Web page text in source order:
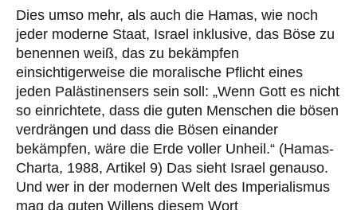
Dies umso mehr, als auch die Hamas, wie noch
jeder moderne Staat, Israel inklusive, das Böse zu
benennen weiß, das zu bekämpfen
einsichtigerweise die moralische Pflicht eines
jeden Palästinensers sein soll: „Wenn Gott es nicht
so einrichtete, dass die guten Menschen die bösen
verdrängen und dass die Bösen einander
bekämpfen, wäre die Erde voller Unheil.“ (Hamas-
Charta, 1988, Artikel 9) Das sieht Israel genauso.
Und wer in der modernen Welt des Imperialismus
mag da guten Willens diesem Wort